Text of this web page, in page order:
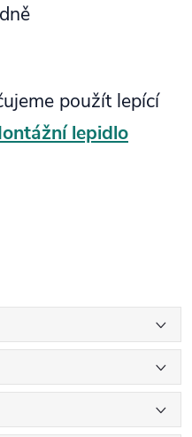
použít lepící
lepidlo